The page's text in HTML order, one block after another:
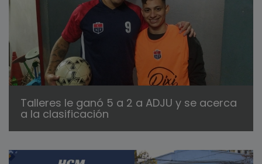
Talleres le ganó 5 a 2 a ADJU y se acerca
a la clasificación